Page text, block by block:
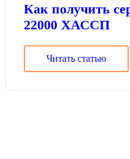
Как получить
22000 ХАССП
Читать статью